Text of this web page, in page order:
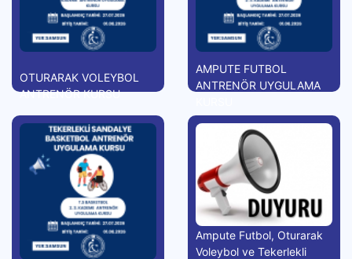
OTURARAK VOLEYBOL
ANTRENÖR KURSU
AMPUTE FUTBOL
ANTRENÖR UYGULAMA
Ampute Futbol, Oturarak
Voleybol ve Tekerlekli